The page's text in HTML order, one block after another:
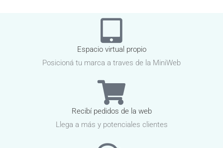
Espacio virtual propio
Posicioná tu marca a traves de la MiniWeb
Recibí pedidos de la web
Llega a más y potenciales clientes